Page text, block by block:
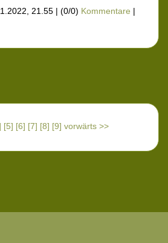
21.55 | (0/0) Kommentare |
[5] [6] [7] [8] [9] vorwärts >>